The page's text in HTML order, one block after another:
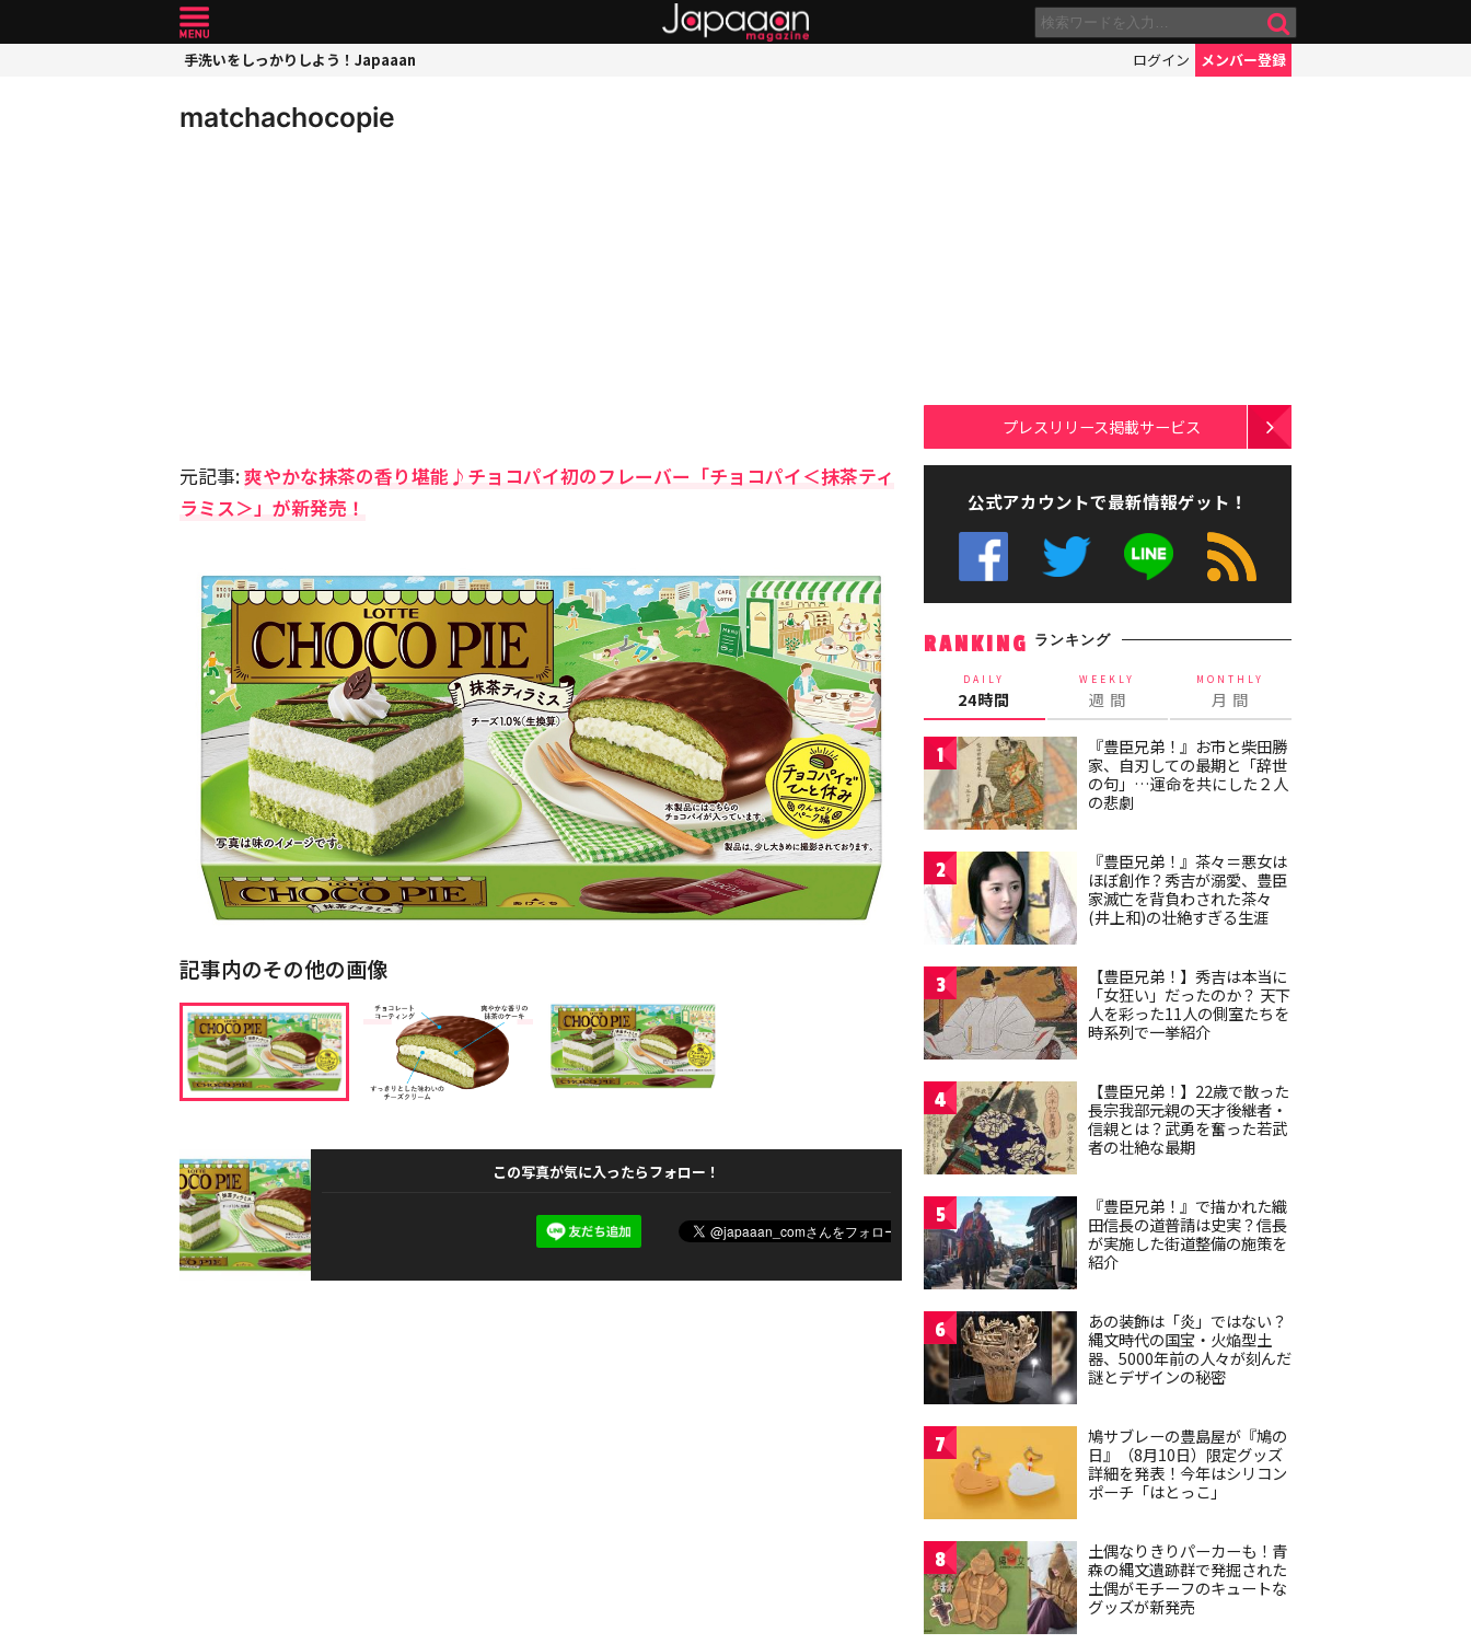
手洗いをしっかりしよう！Japaaan ログイン メンバー登録
matchachocopie
元記事:爽やかな抹茶の香り堪能♪チョコパイ初のフレーバー「チョコパイ＜抹茶ティ
ラミス＞」が新発売！
記事内のその他の画像
この写真が気に入ったらフォロー！
プレスリリース掲載サービス
公式アカウントで最新情報ゲット！
RANKING ランキング
DAILY
24時間
WEEKLY
週 間
MONTHLY
月 間
1
『豊臣兄弟！』お市と柴田勝
家、自刃しての最期と「辞世
の句」…運命を共にした２人
の悲劇
2
『豊臣兄弟！』茶々＝悪女は
ほぼ創作？秀吉が溺愛、豊臣
家滅亡を背負わされた茶々
(井上和)の壮絶すぎる生涯
3
【豊臣兄弟！】秀吉は本当に
「女狂い」だったのか？ 天下
人を彩った11人の側室たちを
時系列で一挙紹介
4
【豊臣兄弟！】22歳で散った
長宗我部元親の天才後継者・
信親とは？武勇を奮った若武
者の壮絶な最期
5
『豊臣兄弟！』で描かれた織
田信長の道普請は史実？信長
が実施した街道整備の施策を
紹介
6
あの装飾は「炎」ではない？
縄文時代の国宝・火焔型土
器、5000年前の人々が刻んだ
謎とデザインの秘密
7
鳩サブレーの豊島屋が『鳩の
日』（8月10日）限定グッズ
詳細を発表！今年はシリコン
ポーチ「はとっこ」
8
土偶なりきりパーカーも！青
森の縄文遺跡群で発掘された
土偶がモチーフのキュートな
グッズが新発売